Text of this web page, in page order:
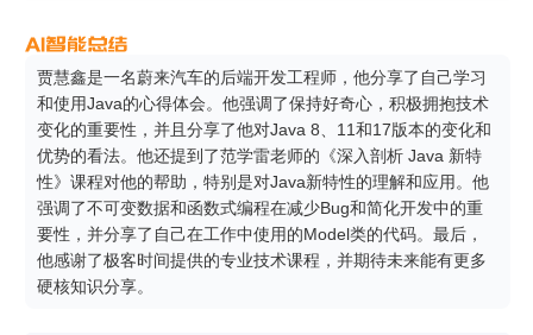
贾慧鑫是一名蔚来汽车的后端开发工程师，他分享了自己学习
和使用Java的心得体会。他强调了保持好奇心，积极拥抱技术
变化的重要性，并且分享了他对Java 8、11和17版本的变化和
优势的看法。他还提到了范学雷老师的《深入剖析 Java 新特
性》课程对他的帮助，特别是对Java新特性的理解和应用。他
强调了不可变数据和函数式编程在减少Bug和简化开发中的重
要性，并分享了自己在工作中使用的Model类的代码。最后，
他感谢了极客时间提供的专业技术课程，并期待未来能有更多
硬核知识分享。